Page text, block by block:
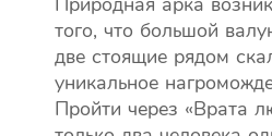
того, что большой
две стоящие рядом
уникальное
Пройти через «Врата